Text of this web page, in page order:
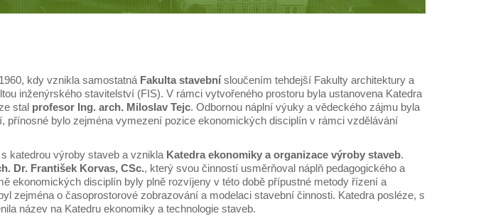
kdy vznikla samostatná Fakulta stavebnísloučením tehdejší Fakulty architektury a
inženýrského stavitelství (FIS). V rámci vytvořeného prostoru byla ustanovena Katedra
stal profesor Ing. arch. Miloslav Tejc. Odbornou náplní výuky a vědeckého zájmu byla
přínosné bylo zejména vymezení pozice ekonomických disciplín v rámci vzdělávání
katedrou výroby staveb a vznikla Katedra ekonomiky a organizace výroby staveb.
Dr. František Korvas, CSc., který svou činností usměrňoval náplň pedagogického a
ekonomických disciplín byly plně rozvíjeny v této době přípustné metody řízení a
zejména o časoprostorové zobrazování a modelaci stavební činnosti. Katedra posléze, s
název na Katedru ekonomiky a technologie staveb.